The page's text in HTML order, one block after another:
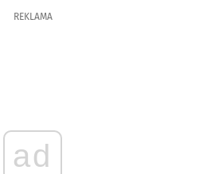
REKLAMA
ad